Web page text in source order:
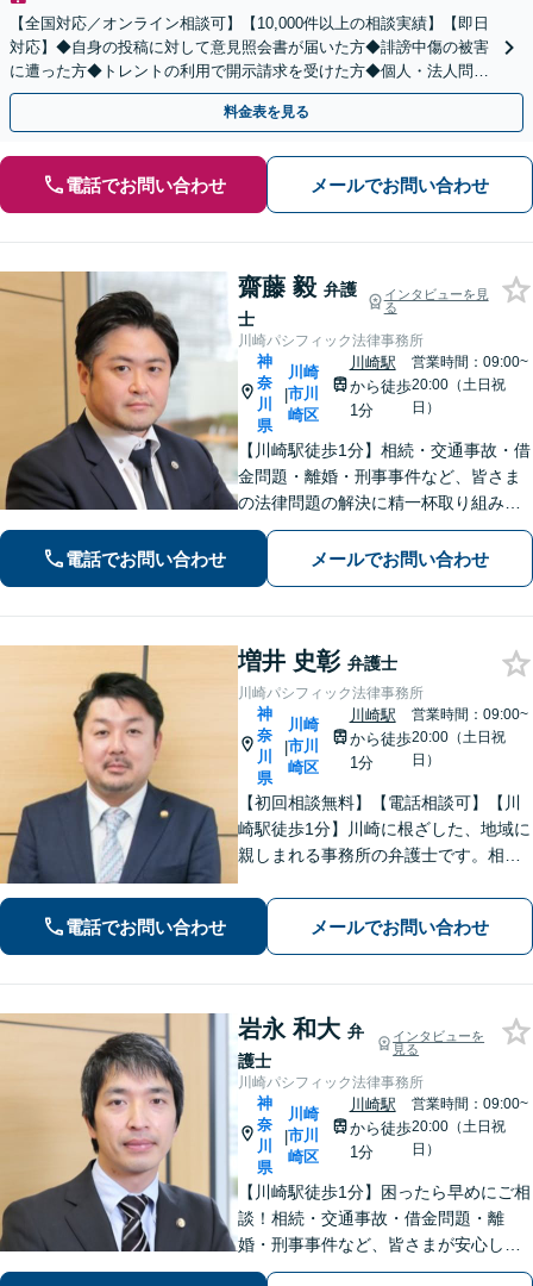
【全国対応／オンライン相談可】【10,000件以上の相談実績】【即日
対応】◆自身の投稿に対して意見照会書が届いた方◆誹謗中傷の被害
に遭った方◆トレントの利用で開示請求を受けた方◆個人・法人問わ
ず対応◎【来所不要／LINE相談可】
料金表を見る
電話でお問い合わせ メールでお問い合わせ
齋藤 毅 弁護
士
インタビューを見
る
川崎パシフィック法律事務所
神
奈
川
県
|
川崎
市川
崎区
川崎駅
から徒歩
1分
営業時間：09:00~
20:00（土日祝
日）
【川崎駅徒歩1分】相続・交通事故・借
金問題・離婚・刑事事件など、皆さま
の法律問題の解決に精一杯取り組みま
す。持ち前のバイタリティとフットワ
ークの軽さに自信あり。費用の負担を
最小限にするよう努めています。【地
電話でお問い合わせ メールでお問い合わせ
増井 史彰 弁護士
川崎パシフィック法律事務所
神
奈
川
県
|
川崎
市川
崎区
川崎駅
から徒歩
1分
営業時間：09:00~
20:00（土日祝
日）
【初回相談無料】【電話相談可】【川
崎駅徒歩1分】川崎に根ざした、地域に
親しまれる事務所の弁護士です。相
って対応致します。クチコミ・リピー
ターの方多数。お気軽にご相談くださ
い。
電話でお問い合わせ メールでお問い合わせ
岩永 和大 弁
護士
インタビューを
見る
川崎パシフィック法律事務所
神
奈
川
県
|
川崎
市川
崎区
川崎駅
から徒歩
1分
営業時間：09:00~
20:00（土日祝
日）
【川崎駅徒歩1分】困ったら早めにご相
談！相続・交通事故・借金問題・離
婚・刑事事件など、皆さまが安心して
暮らせるように問題解決に尽力しま